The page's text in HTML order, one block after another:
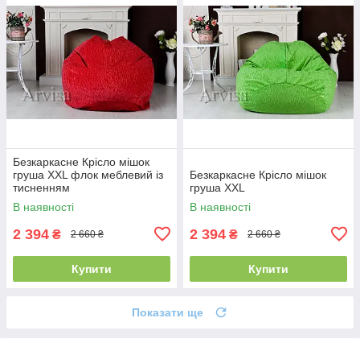
Безкаркасне Крісло мішок
груша XXL флок меблевий із
тисненням
В наявності
2 394 ₴ 2 660 ₴
Купити
Безкаркасне Крісло мішок
груша XXL
В наявності
2 394 ₴ 2 660 ₴
Купити
Показати ще